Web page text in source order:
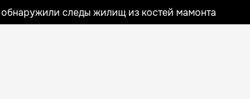
следы жилищ из костей мамонта